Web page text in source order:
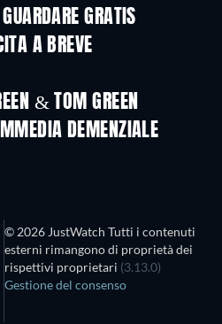
GRATIS
A BREVE
& TOM GREEN
DEMENZIALE
© 2026 JustWatch Tutti i contenuti
esterni rimangono di proprietà dei
rispettivi proprietari (3.13.0)
Gestione del consenso